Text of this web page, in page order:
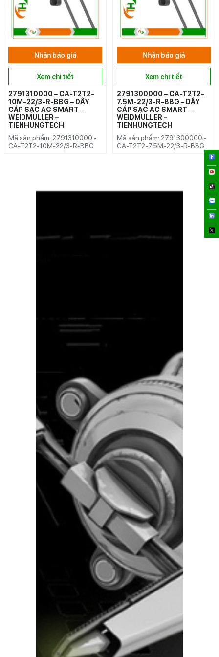
Nhận báo giá
Xem chi tiết
2791310000 – CA-T2T2-
10M-22/3-R-BBG – DÂY
CÁP SẠC AC SMART –
WEIDMULLER –
TIENHUNGTECH
Mã sản phẩm: 2791310000 -
CA-T2T2-10M-22/3-R-BBG
Nhận báo giá
Xem chi tiết
2791300000 – CA-T2T2-
7.5M-22/3-R-BBG – DÂY
CÁP SẠC AC SMART –
WEIDMULLER –
TIENHUNGTECH
Mã sản phẩm: 2791300000 -
CA-T2T2-7.5M-22/3-R-BBG